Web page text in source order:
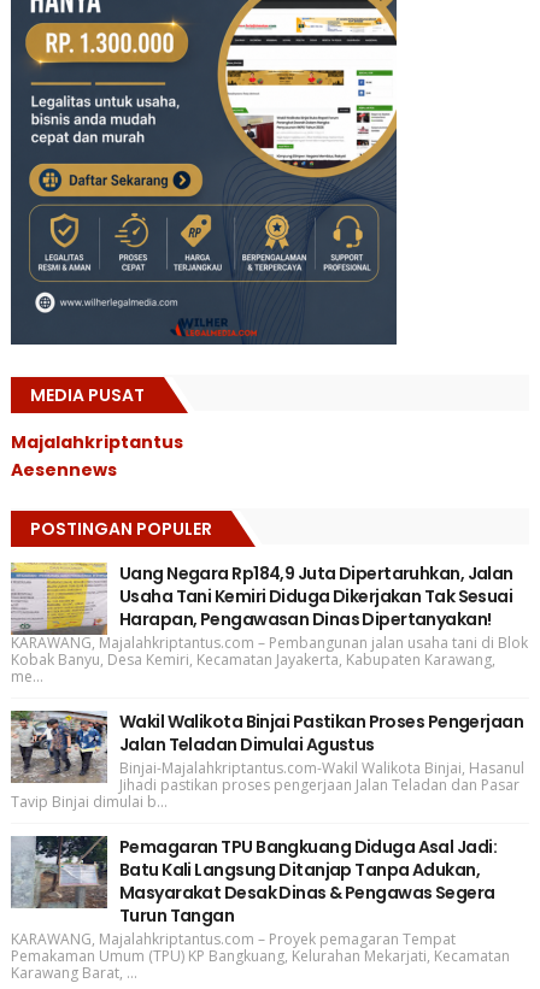
MEDIA PUSAT
Majalahkriptantus
Aesennews
POSTINGAN POPULER
Uang Negara Rp184,9 Juta Dipertaruhkan, Jalan
Usaha Tani Kemiri Diduga Dikerjakan Tak Sesuai
Harapan, Pengawasan Dinas Dipertanyakan!
KARAWANG, Majalahkriptantus.com – Pembangunan jalan usaha tani di Blok
Kobak Banyu, Desa Kemiri, Kecamatan Jayakerta, Kabupaten Karawang,
me...
Wakil Walikota Binjai Pastikan Proses Pengerjaan
Jalan Teladan Dimulai Agustus
Binjai-Majalahkriptantus.com-Wakil Walikota Binjai, Hasanul
Jihadi pastikan proses pengerjaan Jalan Teladan dan Pasar
Tavip Binjai dimulai b...
Pemagaran TPU Bangkuang Diduga Asal Jadi:
Batu Kali Langsung Ditanjap Tanpa Adukan,
Masyarakat Desak Dinas & Pengawas Segera
Turun Tangan
KARAWANG, Majalahkriptantus.com – Proyek pemagaran Tempat
Pemakaman Umum (TPU) KP Bangkuang, Kelurahan Mekarjati, Kecamatan
Karawang Barat, ...